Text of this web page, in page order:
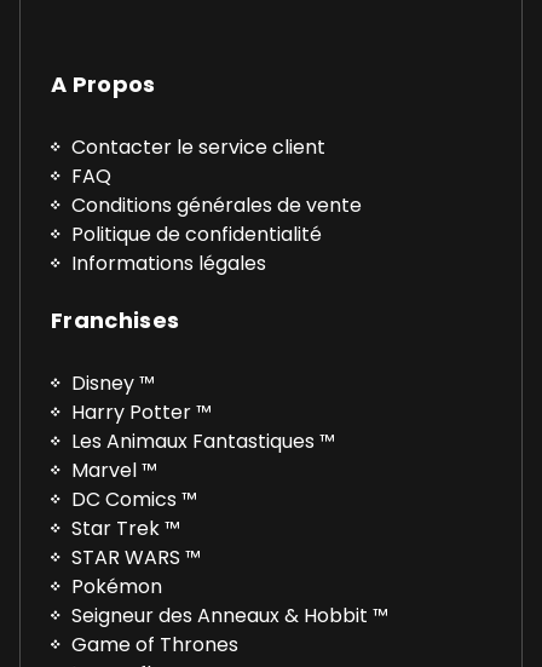
A Propos
Contacter le service client
FAQ
Conditions générales de vente
Politique de confidentialité
Informations légales
Franchises
Disney ™
Harry Potter ™
Les Animaux Fantastiques ™
Marvel ™
DC Comics ™
Star Trek ™
STAR WARS ™
Pokémon
Seigneur des Anneaux & Hobbit ™
Game of Thrones